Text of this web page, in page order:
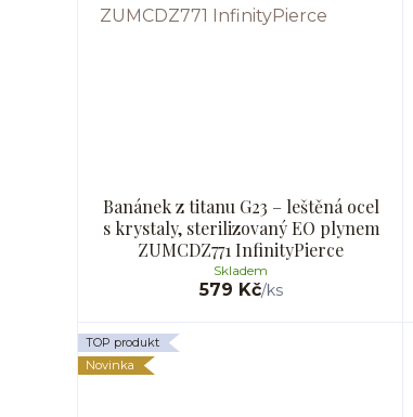
Banánek z titanu G23 – leštěná ocel
s krystaly, sterilizovaný EO plynem
ZUMCDZ771 InfinityPierce
579 Kč/ks
Skladem
TOP produkt
Novinka